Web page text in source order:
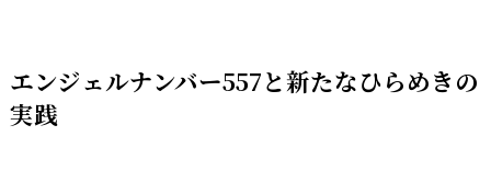
エンジェルナンバー557と新たなひらめきの
実践